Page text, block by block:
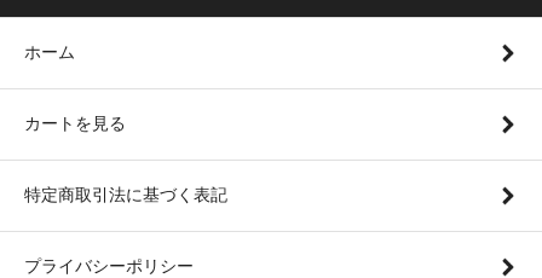
ホーム
カートを見る
特定商取引法に基づく表記
プライバシーポリシー